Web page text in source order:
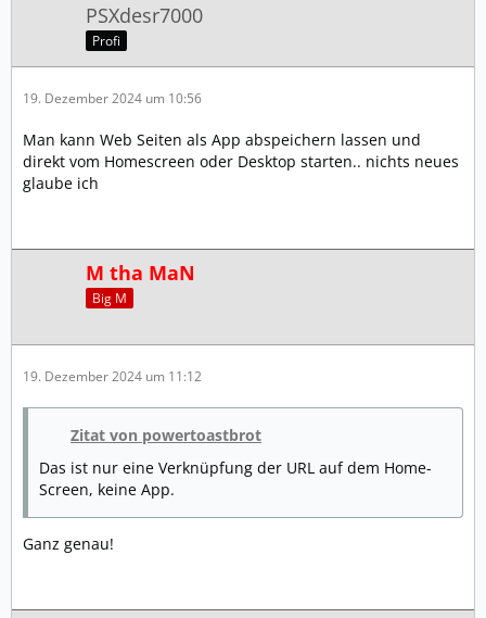
PSXdesr7000
Profi
19. Dezember 2024 um 10:56
Man kann Web Seiten als App abspeichern lassen und
direkt vom Homescreen oder Desktop starten.. nichts neues
glaube ich
M tha MaN
Big M
19. Dezember 2024 um 11:12
Zitat von powertoastbrot
Das ist nur eine Verknüpfung der URL auf dem Home-
Screen, keine App.
Ganz genau!